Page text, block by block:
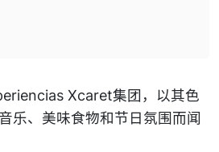
Xcaret集团，以其色
乐、美味食物和节日氛围而闻